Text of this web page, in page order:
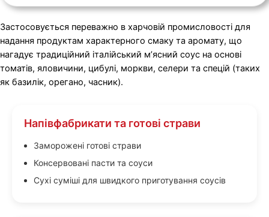
Застосовується переважно в харчовій промисловості для
надання продуктам характерного смаку та аромату, що
нагадує традиційний італійський м’ясний соус на основі
томатів, яловичини, цибулі, моркви, селери та спецій (таких
як базилік, орегано, часник).
Напівфабрикати та готові страви
Заморожені готові страви
Консервовані пасти та соуси
Сухі суміші для швидкого приготування соусів